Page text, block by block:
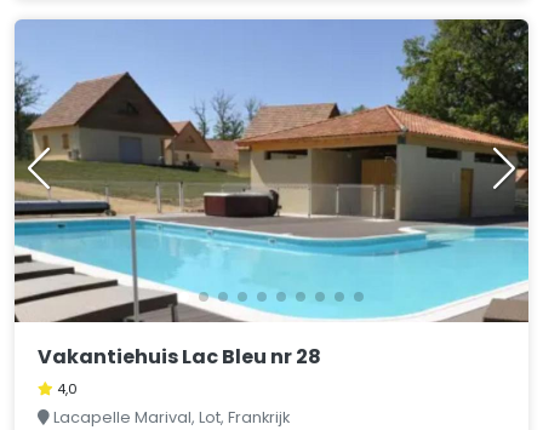
Vakantiehuis Lac Bleu nr 28
4,0
Lacapelle Marival, Lot, Frankrijk